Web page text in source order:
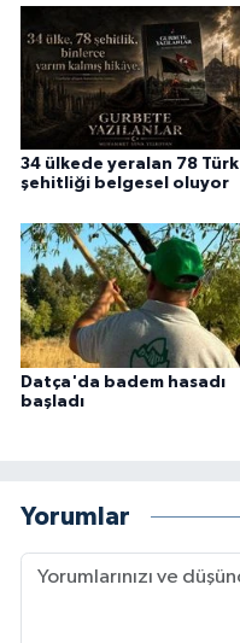
34 ülkede yeralan 78 Türk
şehitliği belgesel oluyor
Datça'da badem hasadı
başladı
Yorumlar